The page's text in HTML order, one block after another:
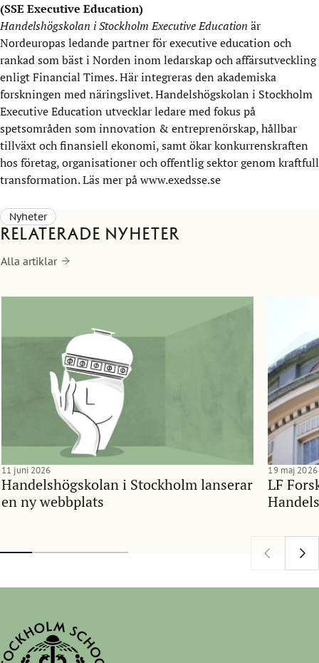
(SSE Executive Education)
Handelshögskolan i Stockholm Executive Education är
Nordeuropas ledande partner för executive education och
rankad som bäst i Norden inom ledarskap och affärsutveckling
enligt Financial Times. Här integreras den akademiska
forskningen med näringslivet. Handelshögskolan i Stockholm
Executive Education utvecklar ledare med fokus på
spetsområden som innovation & entreprenörskap, hållbar
tillväxt och finansiell ekonomi, samt ökar konkurrenskraften
hos företag, organisationer och offentlig sektor genom kraftfull
transformation. Läs mer på www.exedsse.se
Nyheter
Relaterade nyheter
Alla artiklar
Handelshögskolan i Stockholm lanserar
en ny webbplats
11 juni 2026
LF
19 maj 2026